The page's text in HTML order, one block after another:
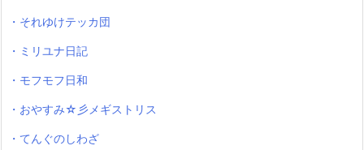
・それゆけテッカ団
・ミリユナ日記
・モフモフ日和
・おやすみ☆彡メギストリス
・てんぐのしわざ